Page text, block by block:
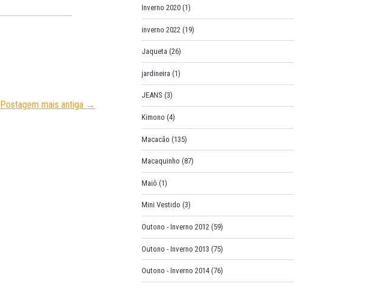
Postagem mais antiga →
Inverno 2020 (1)
inverno 2022 (19)
Jaqueta (26)
jardineira (1)
JEANS (3)
Kimono (4)
Macacão (135)
Macaquinho (87)
Maiô (1)
Mini Vestido (3)
Outono - Inverno 2012 (59)
Outono - Inverno 2013 (75)
Outono - Inverno 2014 (76)